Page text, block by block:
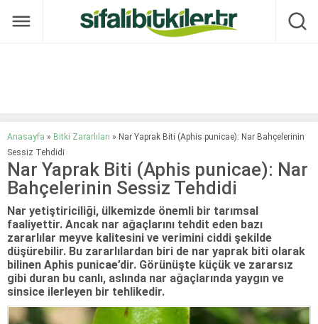
Anasayfa » Bitki Zararlıları » Nar Yaprak Biti (Aphis punicae): Nar Bahçelerinin
Sessiz Tehdidi
Nar Yaprak Biti (Aphis punicae): Nar
Bahçelerinin Sessiz Tehdidi
Nar yetiştiriciliği, ülkemizde önemli bir tarımsal
faaliyettir. Ancak nar ağaçlarını tehdit eden bazı
zararlılar meyve kalitesini ve verimini ciddi şekilde
düşürebilir. Bu zararlılardan biri de nar yaprak biti olarak
bilinen Aphis punicae’dir. Görünüşte küçük ve zararsız
gibi duran bu canlı, aslında nar ağaçlarında yaygın ve
sinsice ilerleyen bir tehlikedir.